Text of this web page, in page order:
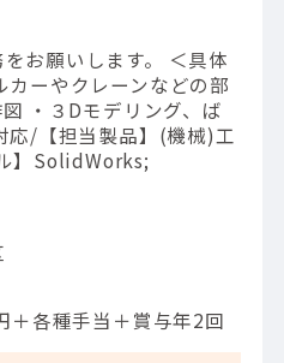
お願いします。 ＜具体
カーやクレーンなどの部
・３Dモデリング、ば
応/【担当製品】(機械)工
】SolidWorks;
＋各種手当＋賞与年2回